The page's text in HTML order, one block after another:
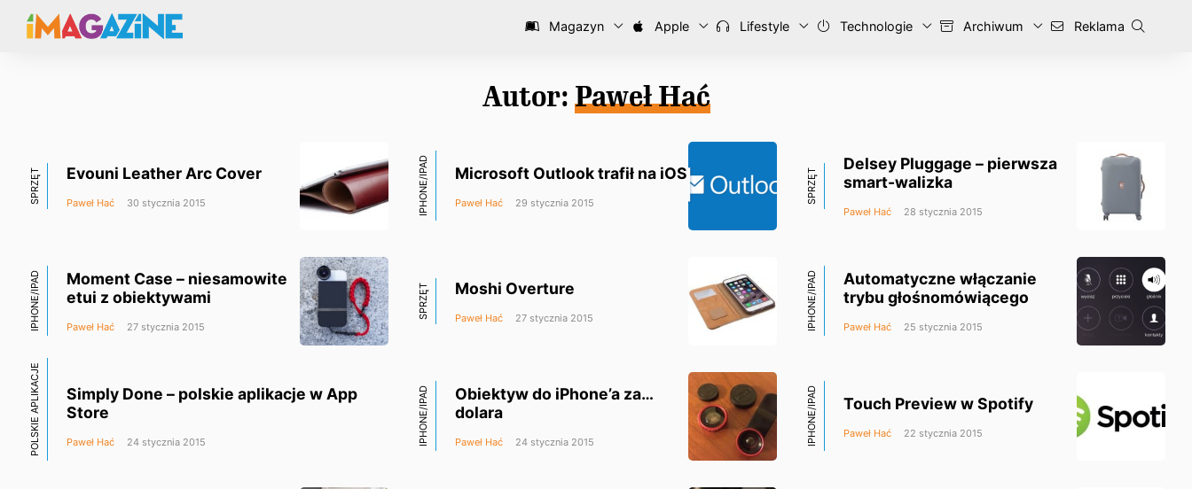
Magazyn Apple Lifestyle Technologie Archiwum Reklama
Autor: Paweł Hać
SPRZĘT Evouni Leather Arc Cover
Paweł Hać 30 stycznia 2015 IPHONE/IPAD Microsoft Outlook trafił na iOS
Paweł Hać 29 stycznia 2015 SPRZĘT
Delsey Pluggage – pierwsza
smart-walizka
Paweł Hać 28 stycznia 2015
IPHONE/IPAD
Moment Case – niesamowite
etui z obiektywami
Paweł Hać 27 stycznia 2015
SPRZĘT Moshi Overture
Paweł Hać 27 stycznia 2015 IPHONE/IPAD
Automatyczne włączanie
trybu głośnomówiącego
Paweł Hać 25 stycznia 2015
POLSKIE APLIKACJE
Simply Done – polskie aplikacje w App
Store
Paweł Hać 24 stycznia 2015 IPHONE/IPAD
Obiektyw do iPhone’a za…
dolara
Paweł Hać 24 stycznia 2015 IPHONE/IPAD Touch Preview w Spotify
Paweł Hać 22 stycznia 2015